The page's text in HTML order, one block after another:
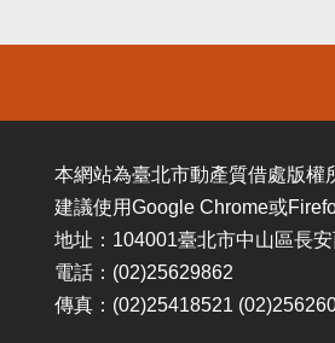
本網站為臺北市動產質借處版權
建議使用Google Chrome或
地址：104001臺北市中山區長
電話：(02)25629862
傳真：(02)25418521